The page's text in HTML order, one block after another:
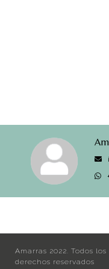
Amarras 2022. Todos los
derechos reservados